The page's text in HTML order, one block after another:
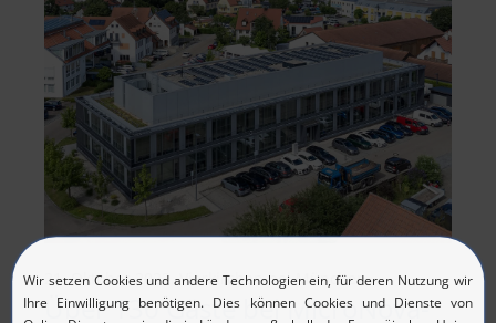
21. Oktober 2022, Vierkirchen bei München
Über 130 Gäste bei MicroNova-